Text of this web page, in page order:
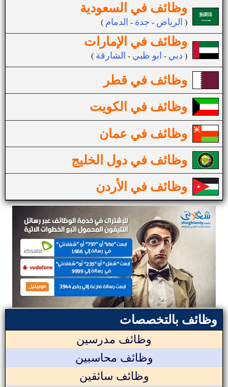
وظائف في السعودية
( الرياض - جدة - الدمام )
وظائف في الإمارات
( دبي - ابو ظبي - الشارقة )
وظائف في قطر
وظائف في الكويت
وظائف في عمان
وظائف في دول الخليج
وظائف في الأردن
وظائف بالتخصصات
وظائف مدرسين
وظائف محاسبين
وظائف سائقين